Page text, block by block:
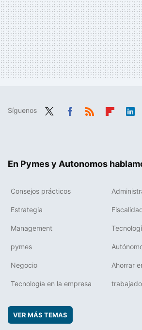
Síguenos
En Pymes y Autonomos
Consejos prácticos
Estrategia
Management
pymes
Negocio Ahorrar
Tecnología en la empresa
VER MÁS TEMAS